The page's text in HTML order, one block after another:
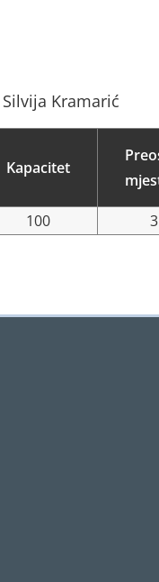
Kramarić
Kapacitet
100